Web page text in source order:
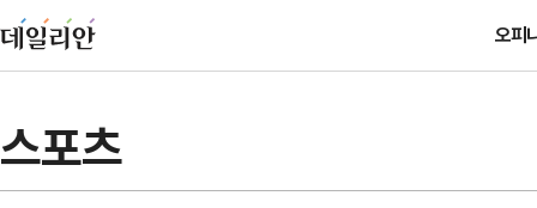
오피
스포츠